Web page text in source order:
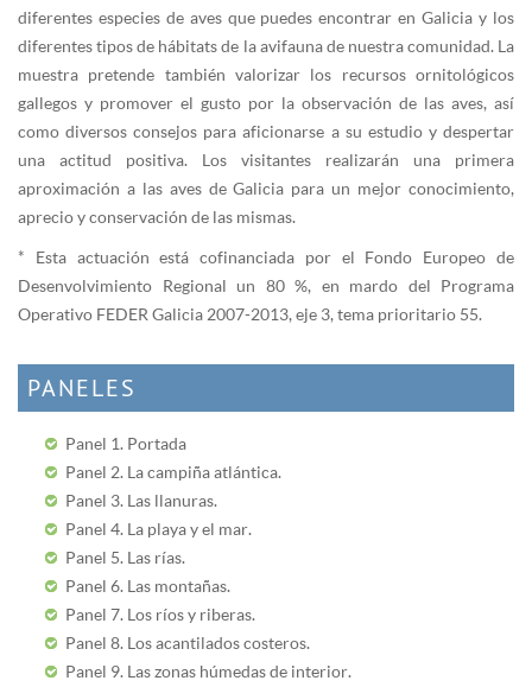
diferentes especies de aves que puedes encontrar en Galicia y los
diferentes tipos de hábitats de la avifauna de nuestra comunidad. La
muestra pretende también valorizar los recursos ornitológicos
gallegos y promover el gusto por la observación de las aves, así
como diversos consejos para aficionarse a su estudio y despertar
una actitud positiva. Los visitantes realizarán una primera
aproximación a las aves de Galicia para un mejor conocimiento,
aprecio y conservación de las mismas.
* Esta actuación está cofinanciada por el Fondo Europeo de
Desenvolvimiento Regional un 80 %, en mardo del Programa
Operativo FEDER Galicia 2007-2013, eje 3, tema prioritario 55.
PANELES
Panel 1. Portada
Panel 2. La campiña atlántica.
Panel 3. Las llanuras.
Panel 4. La playa y el mar.
Panel 5. Las rías.
Panel 6. Las montañas.
Panel 7. Los ríos y riberas.
Panel 8. Los acantilados costeros.
Panel 9. Las zonas húmedas de interior.